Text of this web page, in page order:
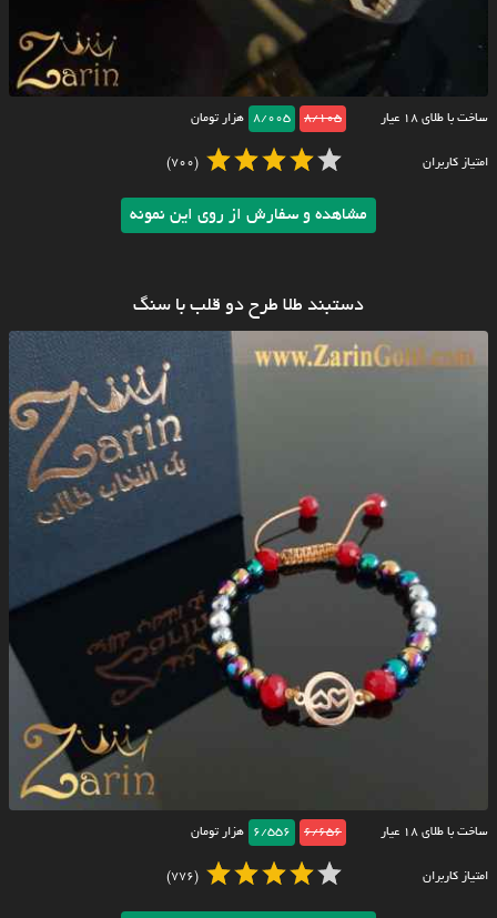
ساخت با طلای ۱۸ عیار 8/105
8/005 هزار تومان
امتیاز کاربران (700)
مشاهده و سفارش از روی این نمونه
دستبند طلا طرح دو قلب با سنگ
ساخت با طلای ۱۸ عیار 6/656
6/556 هزار تومان
امتیاز کاربران (776)